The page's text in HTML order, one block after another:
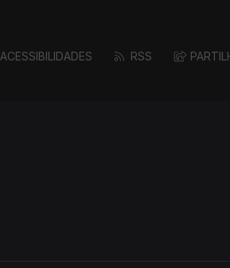
ACESSIBILIDADES RSS